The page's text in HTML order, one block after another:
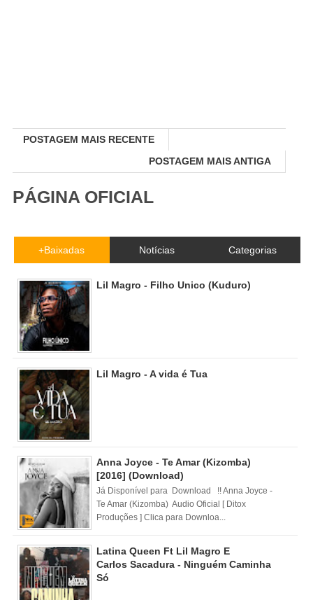
POSTAGEM MAIS RECENTE
POSTAGEM MAIS ANTIGA
PÁGINA OFICIAL
+Baixadas Notícias Categorias
Lil Magro - Filho Unico (Kuduro)
Lil Magro - A vida é Tua
Anna Joyce - Te Amar (Kizomba)
[2016] (Download)
Já Disponível para Download !! Anna Joyce -
Te Amar (Kizomba) Audio Oficial [ Ditox
Produções ] Clica para Downloa...
Latina Queen Ft Lil Magro E
Carlos Sacadura - Ninguém Caminha
Só